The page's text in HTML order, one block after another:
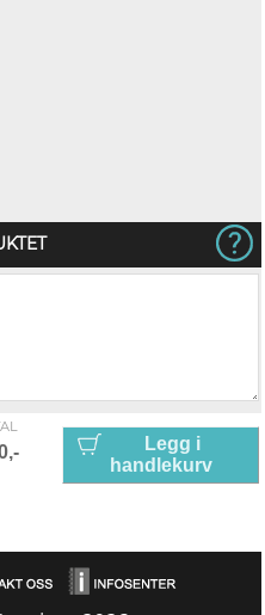
Legg i
handlekurv